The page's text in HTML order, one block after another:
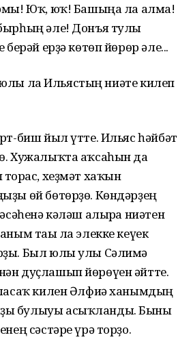
Юҡ, юҡ! Башыңа ла алма!
әле! Донъя тулы
ерҙә көтөп йөрөр әле...
ла Ильястың ниәте килеп
биш йыл үтте. Ильяс һәйбәт
Хужалыҡта аҡсаһын да
хеҙмәт хаҡын
өй бөтөрҙө. Көндәрҙең
кәләш алырға ниәтен
тағы ла элекке кеүек
Был юлы улы Сәлимә
дуҫлашып йөрөүен әйтте.
килен Әлфиә ханымдың
булыуы асыҡланды. Быны
сәстәре үрә торҙо.